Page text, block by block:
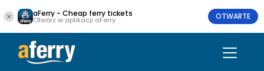
aFerry - Cheap ferry tickets
Otwórz w aplikacji aFerry OTWARTE